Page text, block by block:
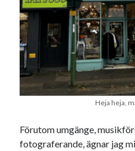
Heja heja,
Förutom umgänge,
fotograferande, ägnar jag